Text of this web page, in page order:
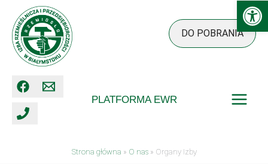
Przejdź
treści
DO POBRANIA
PLATFORMA EWR
Strona główna » O nas» Organy Izby